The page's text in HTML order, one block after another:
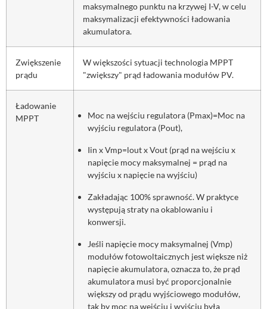
maksymalnego punktu na krzywej I-V, w celu
maksymalizacji efektywności ładowania
akumulatora.
Zwiększenie
prądu
W większości sytuacji technologia MPPT
"zwiększy" prąd ładowania modułów PV.
Ładowanie
MPPT
Moc na wejściu regulatora (Pmax)=Moc na
wyjściu regulatora (Pout),
Iin x Vmp=lout x Vout (prąd na wejściu x
napięcie mocy maksymalnej = prąd na
wyjściu x napięcie na wyjściu)
Zakładając 100% sprawność. W praktyce
występują straty na okablowaniu i
konwersji.
Jeśli napięcie mocy maksymalnej (Vmp)
modułów fotowoltaicznych jest większe niż
napięcie akumulatora, oznacza to, że prąd
akumulatora musi być proporcjonalnie
większy od prądu wyjściowego modułów,
tak by moc na wejściu i wyjściu była